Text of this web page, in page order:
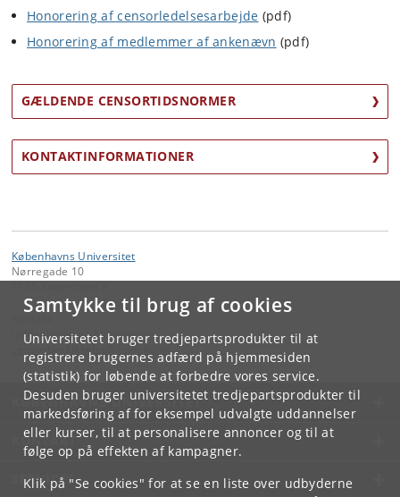
Samtykke til brug af cookies
Universitetet bruger tredjepartsprodukter til at
registrere brugernes adfærd på hjemmesiden
(statistik) for løbende at forbedre vores service.
Desuden bruger universitetet tredjepartsprodukter til
markedsføring af for eksempel udvalgte uddannelser
eller kurser, til at personalisere annoncer og til at
følge op på effekten af kampagner.
Klik på "Se cookies" for at se en liste over udbyderne
Honorering af censorledelsesarbejde (pdf)
Honorering af medlemmer af ankenævn (pdf)
GÆLDENDE CENSORTIDSNORMER
KONTAKTINFORMATIONER
Københavns Universitet
Nørregade 10
Uddannelse og Studerende
hum
KØBENHAVNS UNIVERSITET
KONTAKT
SERVICES